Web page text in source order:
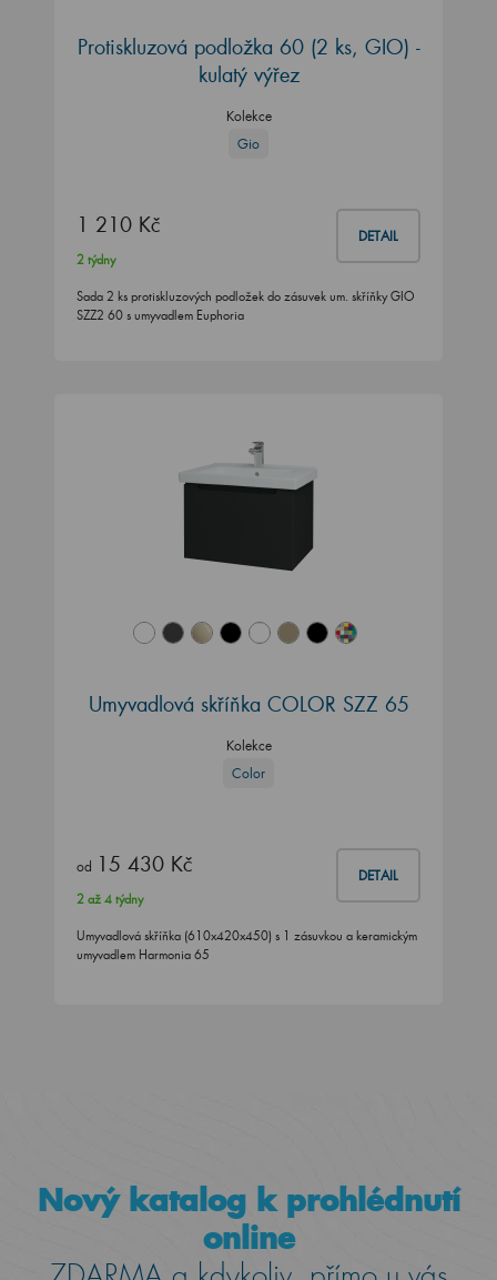
Protiskluzová podložka 60 (2 ks, GIO) -
kulatý výřez
Kolekce
Gio
1 210 Kč DETAIL
2 týdny
Sada 2 ks protiskluzových podložek do zásuvek um. skříňky GIO
SZZ2 60 s umyvadlem Euphoria
Umyvadlová skříňka COLOR SZZ 65
Kolekce
Color
od 15 430 Kč DETAIL
2 až 4 týdny
Umyvadlová skříňka (610x420x450) s 1 zásuvkou a keramickým
umyvadlem Harmonia 65
Nový katalog k prohlédnutí
online